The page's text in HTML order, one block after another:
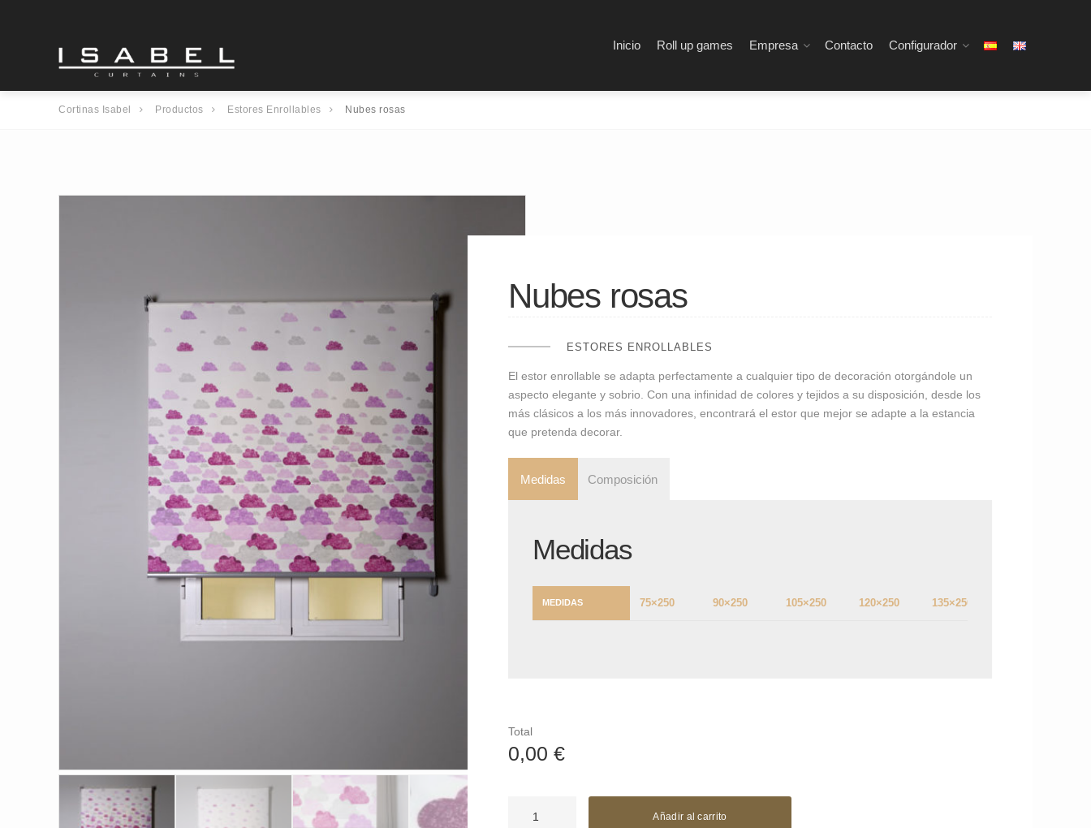
Inicio Roll up games Empresa Contacto Configurador
Cortinas Isabel Productos Estores Enrollables Nubes rosas
Nubes rosas
ESTORES ENROLLABLES
El estor enrollable se adapta perfectamente a cualquier tipo de decoración otorgándole un
aspecto elegante y sobrio. Con una infinidad de colores y tejidos a su disposición, desde los
más clásicos a los más innovadores, encontrará el estor que mejor se adapte a la estancia
que pretenda decorar.
Medidas Composición
Medidas
MEDIDAS 75×250 90×250 105×250 120×250 135×250
Total
0,00 €
rosas
Añadir al carrito